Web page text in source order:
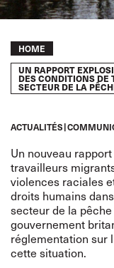
Breadcrumb
HOME
UN RAPPORT
DES CONDITIONS DE
SECTEUR DE LA
ACTUALITÉS
Un nouveau rapport
travailleurs
violences raciales
droits humains
secteur de la pêche
gouvernement
réglementation sur
cette situation.